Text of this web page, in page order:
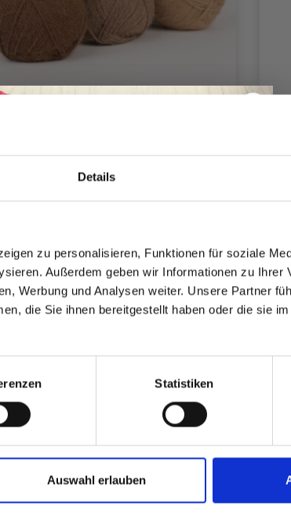
Details
zu personalisieren, Funktionen für soziale
Außerdem geben wir Informationen zu Ihrer
Werbung und Analysen weiter. Unsere Partner
die Sie ihnen bereitgestellt haben oder die sie
Statistiken
Auswahl erlauben
Alle Optionen ansehen
ein Teil unserer Garn-Community
erhalte exklusiven Zugang zu
Strickmustern und
Nein, danke